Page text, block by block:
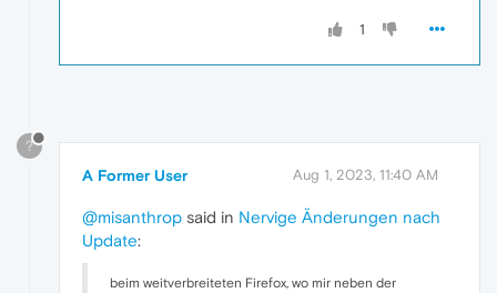
1
?
A Former User Aug 1, 2023, 11:40 AM
@misanthrop said in Nervige Änderungen nach
Update:
beim weitverbreiteten Firefox, wo mir neben der